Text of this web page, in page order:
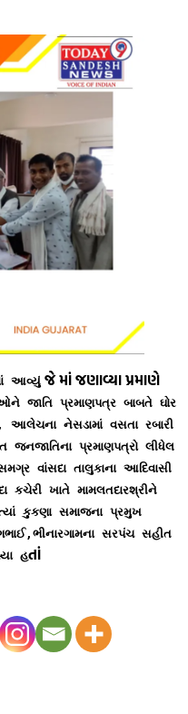
આવ્યું જે માં જણાવ્યા પ્રમાણે
જાતિ પ્રમાણપત્ર બાબતે ઘોર
નેસડામાં વસતા રબારી
પ્રમાણપત્રો લીધેલ
વાંસદા તાલુકાના આદિવાસી
કચેરી ખાતે મામલતદારશ્રીને
કુકણા સમાજના પ્રમુખ
સરપંચ સહીત
હતાં